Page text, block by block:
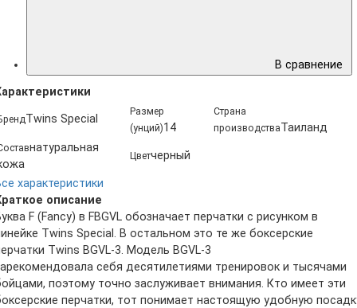
В сравнение
Twins Special
Размер
(унций)14
Страна
производстваТаиланд
натуральная
Цветчерный
характеристики
описание
F (Fancy) в FBGVL обозначает перчатки с рисунком в
Twins Special. В остальном это те же боксерские
Twins BGVL-3. Модель BGVL-3
себя десятилетиями тренировок и тысячами
поэтому точно заслуживает внимания. Кто имеет эти
перчатки, тот понимает настоящую удобную